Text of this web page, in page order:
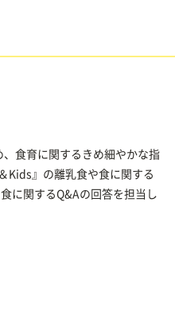
食育に関するきめ細やかな指
Kids』の離乳食や食に関する
に関するQ&Aの回答を担当し